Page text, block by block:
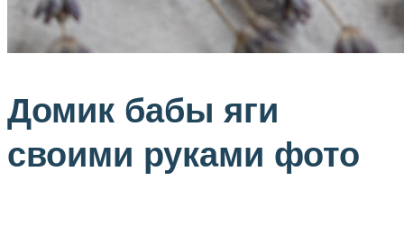
Домик бабы яги
своими руками фото